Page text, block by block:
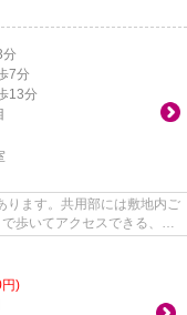
分
7分
13分
ります。共用部には敷地内ご
歩いてアクセスできる、徒
)